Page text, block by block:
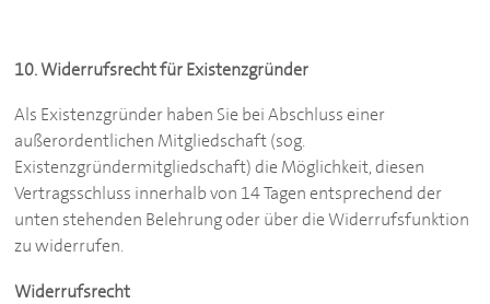
10. Widerrufsrecht für Existenzgründer
Als Existenzgründer haben Sie bei Abschluss einer
außerordentlichen Mitgliedschaft (sog.
Existenzgründermitgliedschaft) die Möglichkeit, diesen
Vertragsschluss innerhalb von 14 Tagen entsprechend der
unten stehenden Belehrung oder über die Widerrufsfunktion
zu widerrufen.
Widerrufsrecht